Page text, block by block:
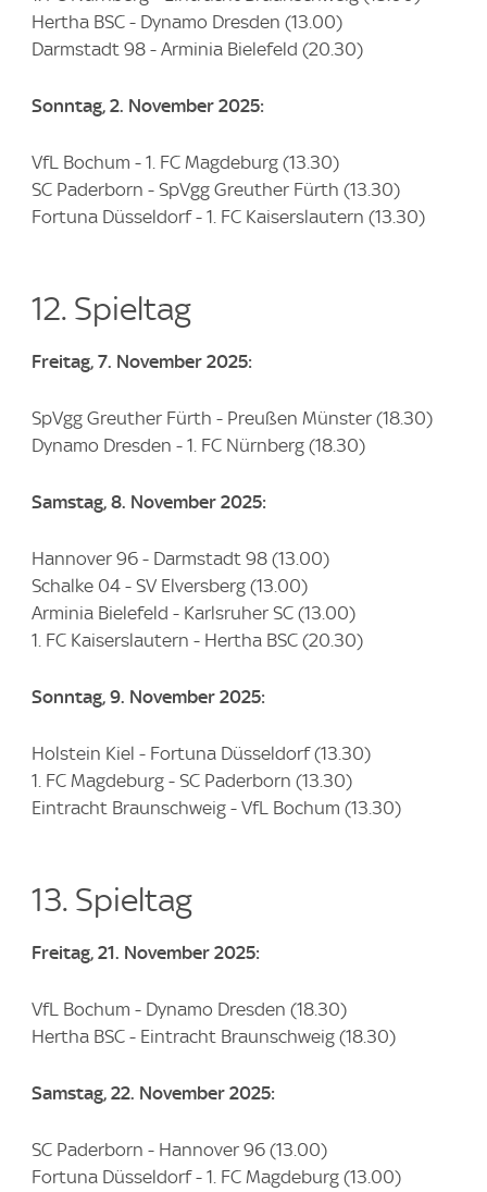
Hertha BSC - Dynamo Dresden (13.00)
Darmstadt 98 - Arminia Bielefeld (20.30)
Sonntag, 2. November 2025:
VfL Bochum - 1. FC Magdeburg (13.30)
SC Paderborn - SpVgg Greuther Fürth (13.30)
Fortuna Düsseldorf - 1. FC Kaiserslautern (13.30)
12. Spieltag
Freitag, 7. November 2025:
SpVgg Greuther Fürth - Preußen Münster (18.30)
Dynamo Dresden - 1. FC Nürnberg (18.30)
Samstag, 8. November 2025:
Hannover 96 - Darmstadt 98 (13.00)
Schalke 04 - SV Elversberg (13.00)
Arminia Bielefeld - Karlsruher SC (13.00)
1. FC Kaiserslautern - Hertha BSC (20.30)
Sonntag, 9. November 2025:
Holstein Kiel - Fortuna Düsseldorf (13.30)
1. FC Magdeburg - SC Paderborn (13.30)
Eintracht Braunschweig - VfL Bochum (13.30)
13. Spieltag
Freitag, 21. November 2025:
VfL Bochum - Dynamo Dresden (18.30)
Hertha BSC - Eintracht Braunschweig (18.30)
Samstag, 22. November 2025:
SC Paderborn - Hannover 96 (13.00)
Fortuna Düsseldorf - 1. FC Magdeburg (13.00)